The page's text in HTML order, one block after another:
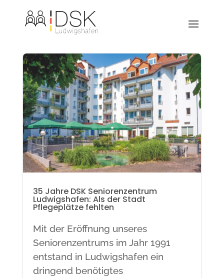
35 Jahre DSK Seniorenzentrum
Ludwigshafen: Als der Stadt
Pflegeplätze fehlten
Mit der Eröffnung unseres
Seniorenzentrums im Jahr 1991
entstand in Ludwigshafen ein
dringend benötigtes